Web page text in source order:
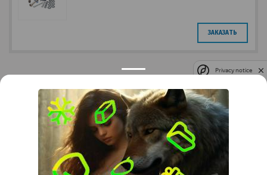
ЗАКАЗАТЬ
Контакты
Краснодар Тимашевск Темрюк
+7 (861) 298-41-90 +7 (861) 298-41-90
Российская, дом 269/10А
Privacy notice